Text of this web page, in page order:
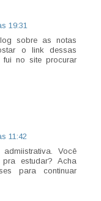
19:31
sobre as notas
o link dessas
no site procurar
11:42
Você
estudar? Acha
para continuar